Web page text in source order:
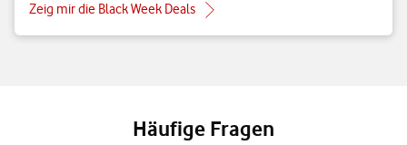
Zeig mir die Black Week Deals
Häufige Fragen